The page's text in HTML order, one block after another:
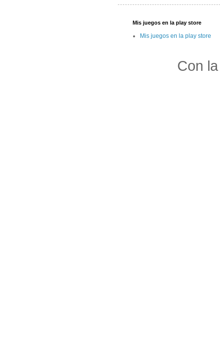
Mis juegos en la play store
Mis juegos en la play store
Con